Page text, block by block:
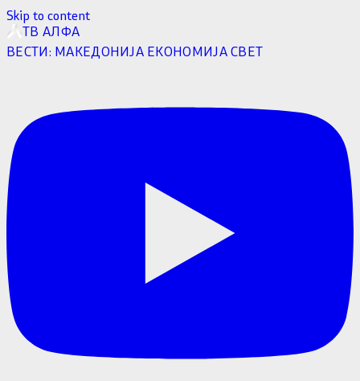
Skip to content
ТВ АЛФА
ВЕСТИ: МАКЕДОНИЈА ЕКОНОМИЈАСВЕТ